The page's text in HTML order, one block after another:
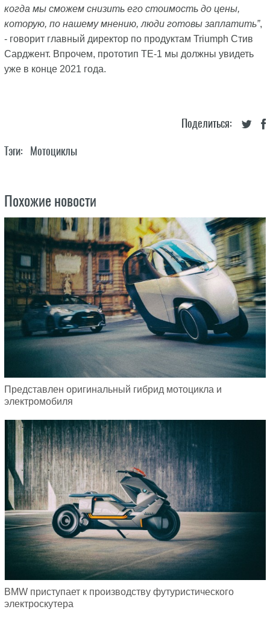
когда мы сможем снизить его стоимость до цены,
которую, по нашему мнению, люди готовы заплатить”,
- говорит главный директор по продуктам Triumph Стив
Сарджент. Впрочем, прототип TE-1 мы должны увидеть
уже в конце 2021 года.
Поделиться:
Тэги: Мотоциклы
Похожие новости
Представлен оригинальный гибрид мотоцикла и
электромобиля
BMW приступает к производству футуристического
электроскутера